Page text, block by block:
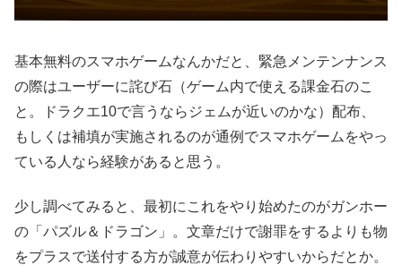
基本無料のスマホゲームなんかだと、緊急メンテンナンス
の際はユーザーに詫び石（ゲーム内で使える課金石のこ
と。ドラクエ10で言うならジェムが近いのかな）配布、
もしくは補填が実施されるのが通例でスマホゲームをやっ
ている人なら経験があると思う。
少し調べてみると、最初にこれをやり始めたのがガンホー
の「パズル＆ドラゴン」。文章だけで謝罪をするよりも物
をプラスで送付する方が誠意が伝わりやすいからだとか。